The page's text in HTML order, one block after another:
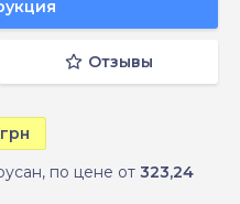
Отзывы
по цене от 323,24